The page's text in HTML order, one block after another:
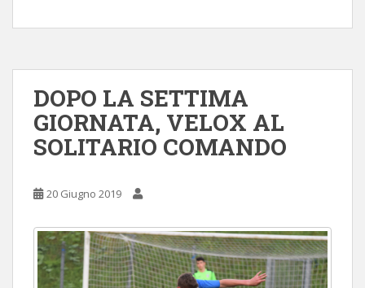
DOPO LA SETTIMA
GIORNATA, VELOX AL
SOLITARIO COMANDO
20 Giugno 2019